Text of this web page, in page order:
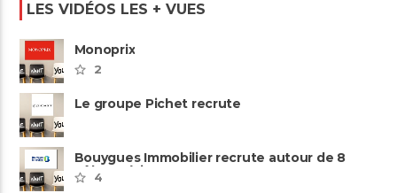
LES VIDÉOS LES + VUES
Monoprix
2
Le groupe Pichet recrute
Bouygues Immobilier recrute autour de 8
pôles métiers
4